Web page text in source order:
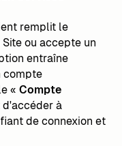
remplit le
ou accepte un
entraîne
compte
« Compte
à
de connexion et